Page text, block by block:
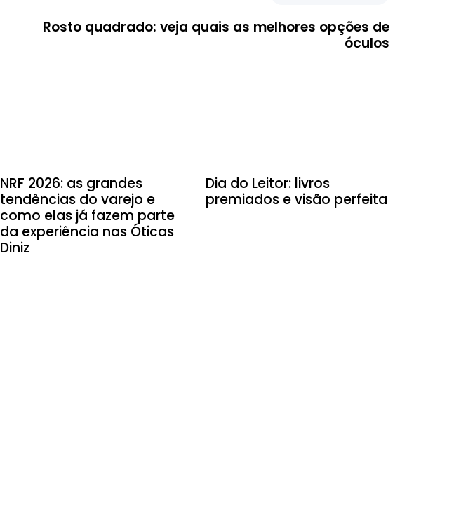
Rosto quadrado: veja quais as melhores opções de
óculos
NRF 2026: as grandes
tendências do varejo e
como elas já fazem parte
da experiência nas Óticas
Diniz
Dia do Leitor: livros
premiados e visão perfeita